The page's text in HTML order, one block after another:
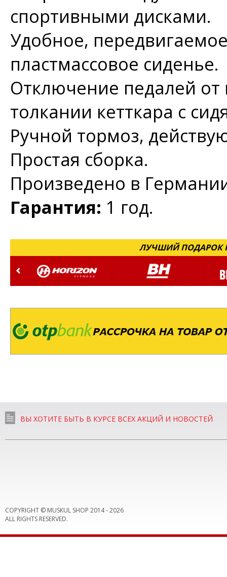
спортивными дисками.
Удобное,
пластмассовое сиденье.
Отключение педалей от
толкании кетткара с
Ручной тормоз,
Простая сборка.
Произведено в
Гарантия: 1 год.
ЛУЧШИЙ ПОДАРОК
ВЫ ХОТИТЕ БЫТЬ В КУРСЕ ВСЕХ АКЦИЙ И НОВОСТЕЙ
COPYRIGHT © MUSKUL SHOP 2014 -2026
ALL RIGHTS RESERVED.